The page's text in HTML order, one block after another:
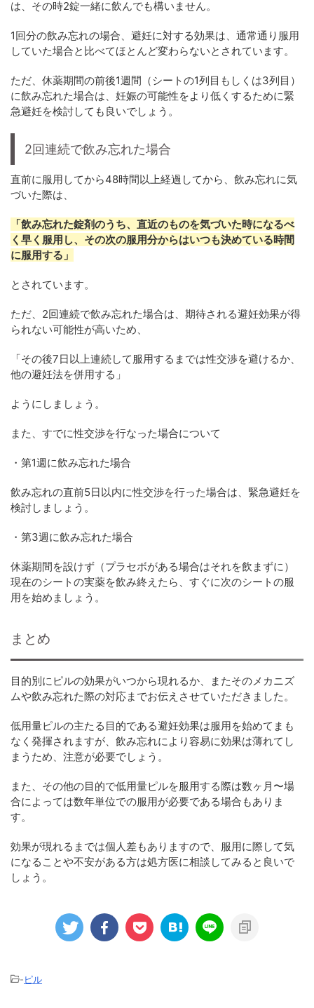
は、その時2錠一緒に飲んでも構いません。
1回分の飲み忘れの場合、避妊に対する効果は、通常通り服用
していた場合と比べてほとんど変わらないとされています。
ただ、休薬期間の前後1週間（シートの1列目もしくは3列目）
に飲み忘れた場合は、妊娠の可能性をより低くするために緊
急避妊を検討しても良いでしょう。
2回連続で飲み忘れた場合
直前に服用してから48時間以上経過してから、飲み忘れに気
づいた際は、
「飲み忘れた錠剤のうち、直近のものを気づいた時になるべ
く早く服用し、その次の服用分からはいつも決めている時間
に服用する」
とされています。
ただ、2回連続で飲み忘れた場合は、期待される避妊効果が得
られない可能性が高いため、
「その後7日以上連続して服用するまでは性交渉を避けるか、
他の避妊法を併用する」
ようにしましょう。
また、すでに性交渉を行なった場合について
・第1週に飲み忘れた場合
飲み忘れの直前5日以内に性交渉を行った場合は、緊急避妊を
検討しましょう。
・第3週に飲み忘れた場合
休薬期間を設けず（プラセボがある場合はそれを飲まずに）
現在のシートの実薬を飲み終えたら、すぐに次のシートの服
用を始めましょう。
まとめ
目的別にピルの効果がいつから現れるか、またそのメカニズ
ムや飲み忘れた際の対応までお伝えさせていただきました。
低用量ピルの主たる目的である避妊効果は服用を始めてまも
なく発揮されますが、飲み忘れにより容易に効果は薄れてし
まうため、注意が必要でしょう。
また、その他の目的で低用量ピルを服用する際は数ヶ月〜場
合によっては数年単位での服用が必要である場合もありま
す。
効果が現れるまでは個人差もありますので、服用に際して気
になることや不安がある方は処方医に相談してみると良いで
しょう。
-ピル